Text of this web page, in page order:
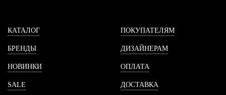
КАТАЛОГ
БРЕНДЫ
НОВИНКИ
SALE
ПОКУПАТЕЛЯМ
ДИЗАЙНЕРАМ
ОПЛАТА
ДОСТАВКА